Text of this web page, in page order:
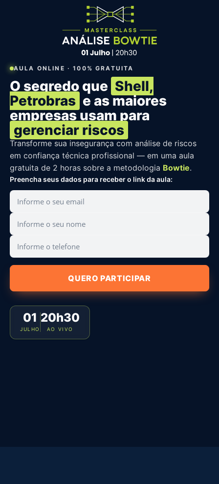
AULA ONLINE · 100% GRATUITA
O segredo que Shell,
Petrobras e as maiores
empresas usam para
gerenciar riscos
Transforme sua insegurança com análise de riscos
em confiança técnica profissional — em uma aula
gratuita de 2 horas sobre a metodologia Bowtie.
Preencha seus dados para receber o link da aula:
QUERO PARTICIPAR
01
JULHO
20h30
AO VIVO